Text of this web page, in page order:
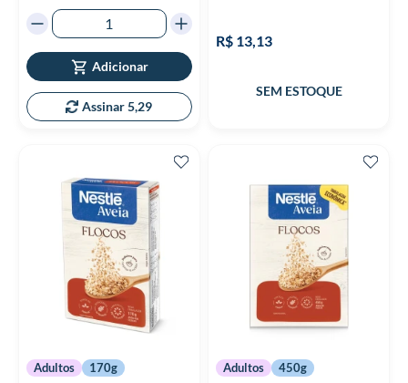
Adicionar
Assinar 5,29
R$ 13,13
Adultos 170g Adultos 450g